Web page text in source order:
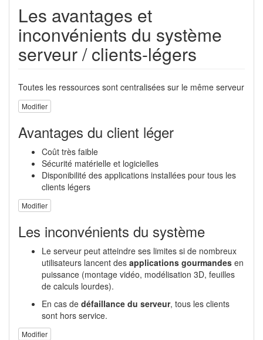
Les avantages et
inconvénients du système
serveur / clients-légers
Toutes les ressources sont centralisées sur le même serveur
Modifier
Avantages du client léger
Coût très faible
Sécurité matérielle et logicielles
Disponibilité des applications installées pour tous les
clients légers
Modifier
Les inconvénients du système
Le serveur peut atteindre ses limites si de nombreux
utilisateurs lancent des applications gourmandes en
puissance (montage vidéo, modélisation 3D, feuilles
de calculs lourdes).
En cas de défaillance du serveur, tous les clients
sont hors service.
Modifier